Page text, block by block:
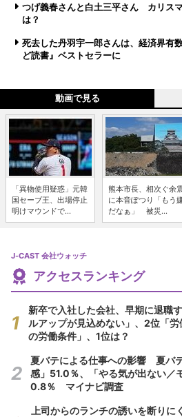
つげ義春さんと白土三平さん カリス
は？
死去した丹羽宇一郎さんは、経済界
ど読書』ベストセラーに
動画で見る
「異物使用疑惑」元韓
国セーブ王、出場停止
明けマウンドで...
熊本市長、相次ぐ余
に本音ぽつり「もう
だなぁ」 被災...
J-CAST 会社ウォッチ
アクセスランキング
新卒で入社した会社、早期に退職
ルアップが見込めない」、2位「
の労働条件」、1位は？
夏バテによる仕事への影響 夏バ
感」51.0％、「やる気が出ない／
0.8％ マイナビ調査
上司からのランチの誘いを断り